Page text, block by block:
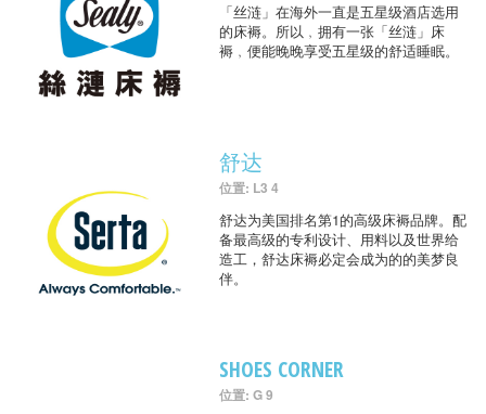
「丝涟」在海外一直是五星级酒店选用
的床褥。所以﹐拥有一张「丝涟」床
褥﹐便能晚晚享受五星级的舒适睡眠。
舒达
位置: L3 4
舒达为美国排名第1的高级床褥品牌。配
备最高级的专利设计、用料以及世界给
造工，舒达床褥必定会成为的的美梦良
伴。
SHOES CORNER
位置: G 9